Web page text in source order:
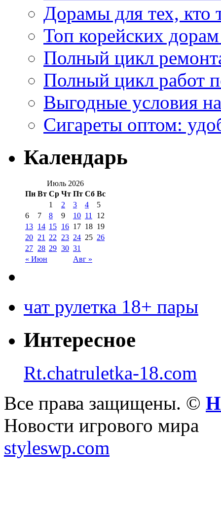
Дорамы для тех, кто
Топ корейских
Полный цикл
Полный цикл работ
Выгодные условия
Сигареты оптом:
Календарь
Июль 2026
Пн Вт Ср Чт Пт Сб Вс
« Июн Авг »
1 2 3 4
5
6
7 8 9 10 11
12
13 14 15 16 17 18 19
20 21 22 23 24 25 26
27 28 29 30 31
чат рулетка 18+ пары
Интересное
Rt.chatruletka-18.com
Все права защищены. ©
Новости игрового мира
styleswp.com